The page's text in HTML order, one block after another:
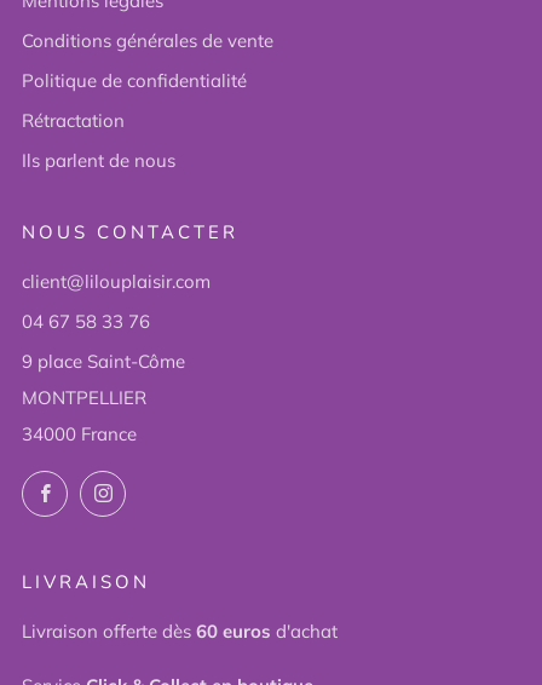
Conditions générales de vente
Politique de confidentialité
Rétractation
Ils parlent de nous
NOUS CONTACTER
client@lilouplaisir.com
04 67 58 33 76
9 place Saint-Côme
MONTPELLIER
34000 France
FacebookInstagram
LIVRAISON
Livraison offerte dès 60 euros d'achat